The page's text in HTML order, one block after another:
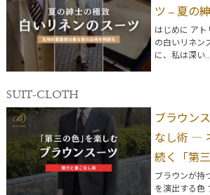
ツ – 夏の
はじめに アト
の白いリネン
に、私は深い...
SUIT-CLOTH
ブラウン
なし術 ―
続く「第
ブラウンが持
を演出する色